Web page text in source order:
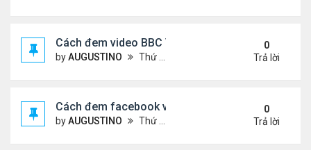
Cách đem video BBC Việt vào diễn đàn
byAUGUSTINO Thứ 5 Tháng 10 15, 2020 10:34 am
0
Trả lời
Cách đem facebook video vào diễn đàn
byAUGUSTINO Thứ 4 Tháng 10 14, 2020 10:42 pm
0
Trả lời